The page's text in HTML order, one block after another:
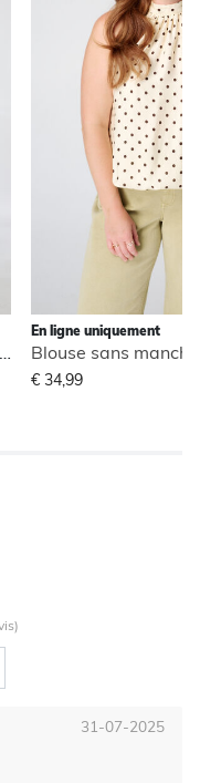
En ligne uniquement
€ 34,99
31-07-2025